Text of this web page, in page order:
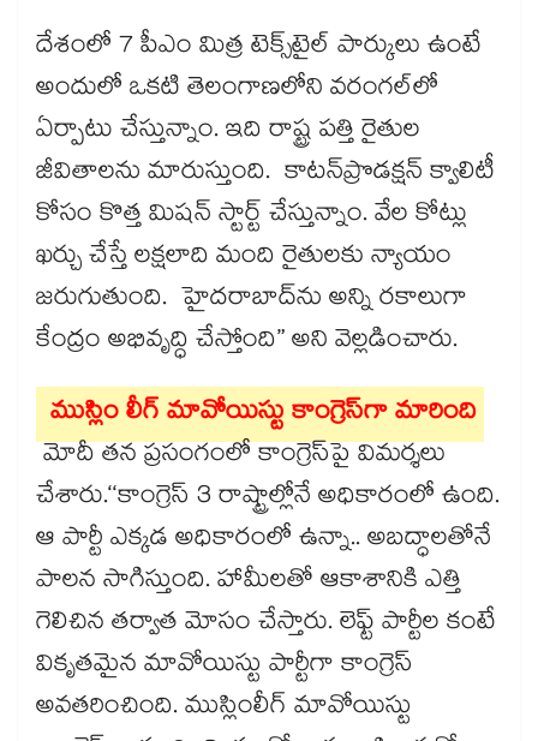
దేశంలో 7 పీఎం మిత్ర టెక్స్​టైల్​ పార్కులు ఉంటే
అందులో ఒకటి తెలంగాణలోని వరంగల్‌లో
ఏర్పాటు చేస్తున్నాం. ఇది రాష్ట్ర పత్తి రైతుల
జీవితాలను మారుస్తుంది. కాటన్​ప్రొడక్షన్​ క్వాలిటీ
కోసం కొత్త మిషన్​ స్టార్ట్​ చేస్తున్నాం. వేల కోట్లు
ఖర్చు చేస్తే లక్షలాది మంది రైతులకు న్యాయం
జరుగుతుంది. హైదరాబాద్‌ను అన్ని రకాలుగా
కేంద్రం అభివృద్ధి చేస్తోంది” అని వెల్లడించారు.
ముస్లిం లీగ్ మావోయిస్టు కాంగ్రెస్‌గా మారింది
మోదీ తన ప్రసంగంలో కాంగ్రెస్​పై విమర్శలు
చేశారు.‘‘కాంగ్రెస్ 3 రాష్ట్రాల్లోనే అధికారంలో ఉంది.
ఆ పార్టీ ఎక్కడ అధికారంలో ఉన్నా.. అబద్ధాలతోనే
పాలన సాగిస్తుంది. హామీలతో ఆకాశానికి ఎత్తి
గెలిచిన తర్వాత మోసం చేస్తారు. లెఫ్ట్​ పార్టీల కంటే
వికృతమైన మావోయిస్టు పార్టీగా కాంగ్రెస్‌
అవతరించింది. ముస్లింలీగ్ మావోయిస్టు